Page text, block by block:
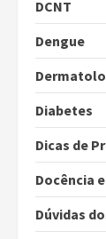
DCNT
Dengue
Diabetes
Dicas de
Docência
Dúvidas